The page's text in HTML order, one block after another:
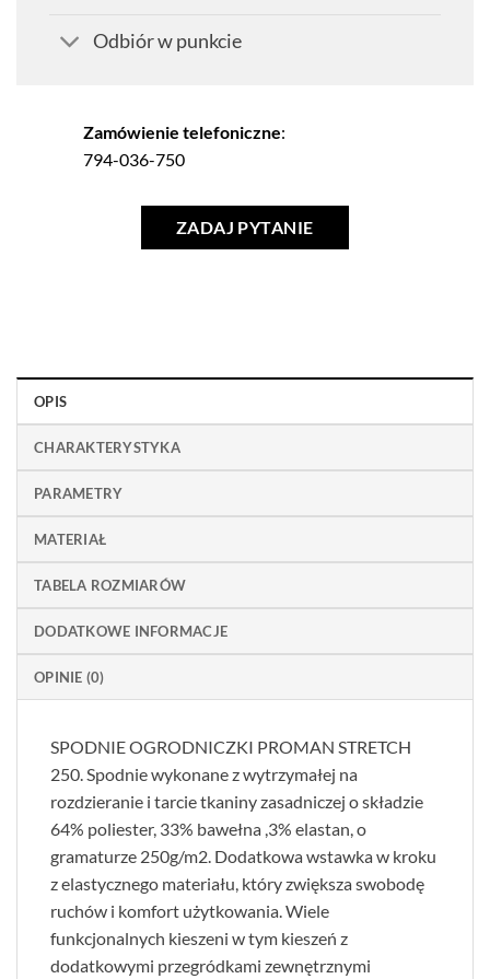
Odbiór w punkcie
Zamówienie telefoniczne:
794-036-750
ZADAJ PYTANIE
OPIS
CHARAKTERYSTYKA
PARAMETRY
MATERIAŁ
TABELA ROZMIARÓW
DODATKOWE INFORMACJE
OPINIE (0)
SPODNIE OGRODNICZKI PROMAN STRETCH
250. Spodnie wykonane z wytrzymałej na
rozdzieranie i tarcie tkaniny zasadniczej o składzie
64% poliester, 33% bawełna ,3% elastan, o
gramaturze 250g/m2. Dodatkowa wstawka w kroku
z elastycznego materiału, który zwiększa swobodę
ruchów i komfort użytkowania. Wiele
funkcjonalnych kieszeni w tym kieszeń z
dodatkowymi przegródkami zewnętrznymi